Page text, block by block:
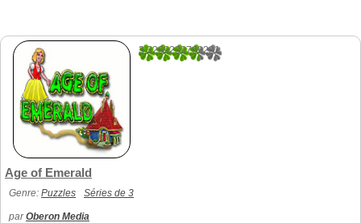
3.3269230769231
Age of Emerald
Genre: Puzzles Séries de 3
parOberon Media